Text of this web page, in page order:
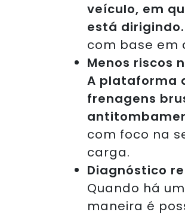
veículo, em
está dirigindo.
com base em
Menos riscos
A plataforma
frenagens
com foco na
carga.
Diagnóstico
Quando há
maneira é